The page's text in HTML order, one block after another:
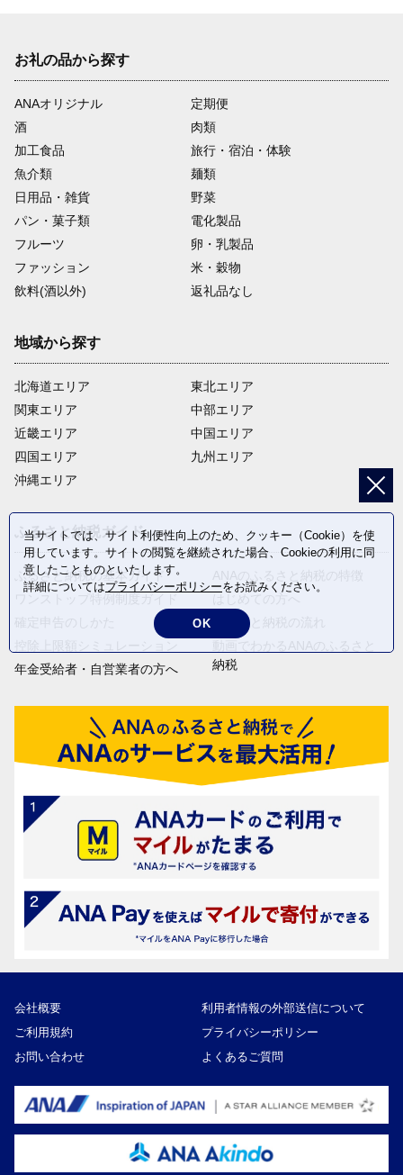
お礼の品から探す
ANAオリジナル
定期便
酒
肉類
加工食品
旅行・宿泊・体験
魚介類
麺類
日用品・雑貨
野菜
パン・菓子類
電化製品
フルーツ
卵・乳製品
ファッション
米・穀物
飲料(酒以外)
返礼品なし
地域から探す
北海道エリア
関東エリア
近畿エリア
四国エリア
沖縄エリア
東北エリア
中部エリア
中国エリア
九州エリア
ふるさと納税ガイド
ふるさと納税の基本ガイド
年金受給者・自営業者の方へ
ふるさと納税の流れ
納税
会社概要
利用者情報の外部送信について
ご利用規約
プライバシーポリシー
お問い合わせ
よくあるご質問
当サイトでは、サイト利便性向上のため、クッキー（Cookie）を使
用しています。サイトの閲覧を継続された場合、Cookieの利用に同
意したことものといたします。
詳細についてはプライバシーポリシーをお読みください。
OK